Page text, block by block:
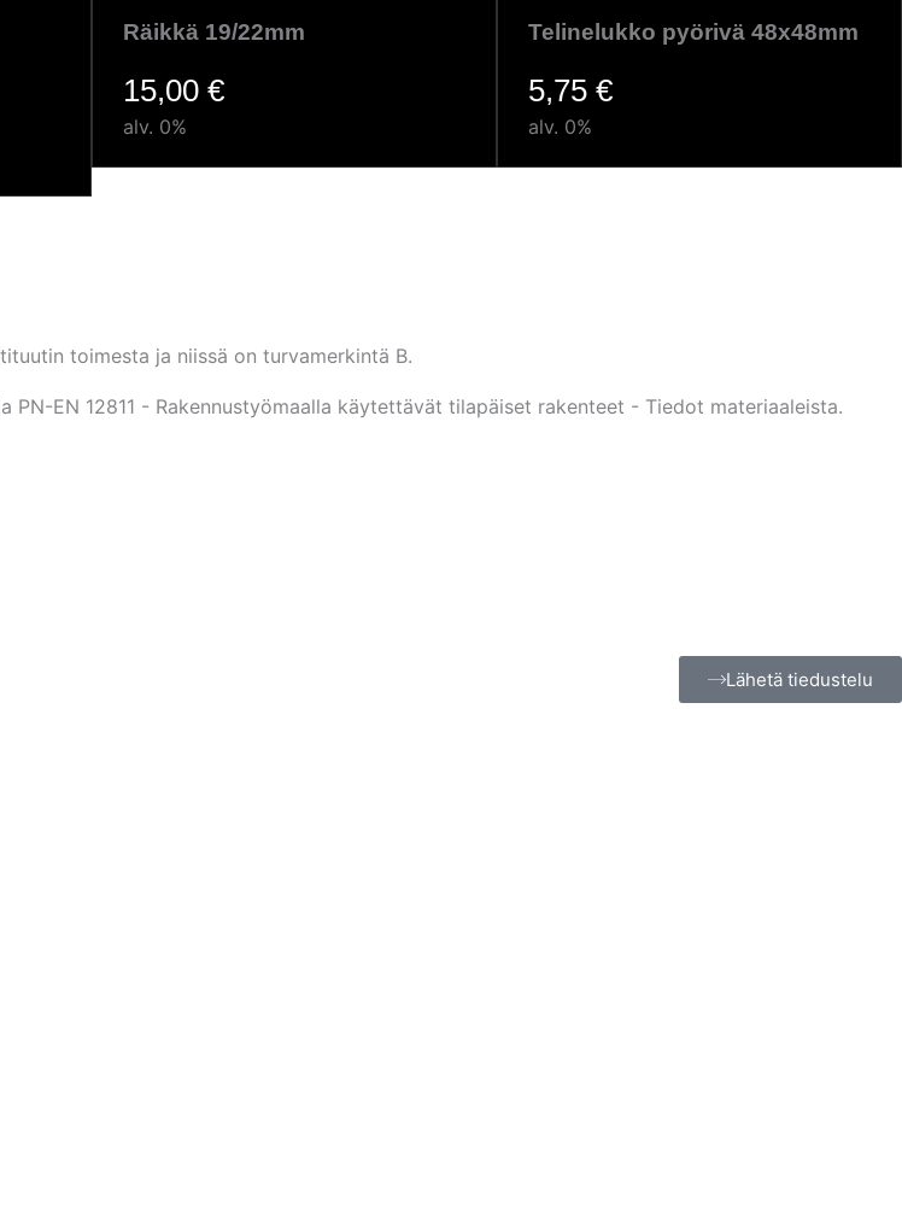
Räikkä 19/22mm
15,00 €
alv. 0%
Telinelukko pyörivä 48x48mm
5,75 €
alv. 0%
toimesta ja niissä on turvamerkintä B.
EN 12811 - Rakennustyömaalla käytettävät tilapäiset rakenteet - Tiedot materiaaleista.
Lähetä tiedustelu